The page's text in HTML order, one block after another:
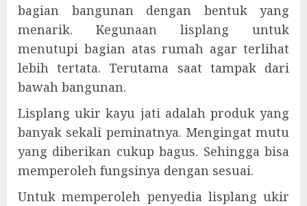
bagian bangunan dengan bentuk yang
menarik. Kegunaan lisplang untuk
menutupi bagian atas rumah agar terlihat
lebih tertata. Terutama saat tampak dari
bawah bangunan.
Lisplang ukir kayu jati adalah produk yang
banyak sekali peminatnya. Mengingat mutu
yang diberikan cukup bagus. Sehingga bisa
memperoleh fungsinya dengan sesuai.
Untuk memperoleh penyedia lisplang ukir